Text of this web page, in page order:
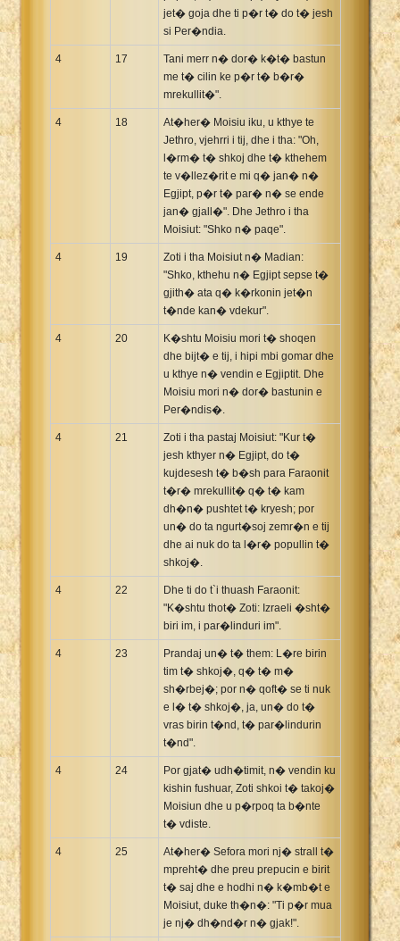
jet� goja dhe ti p�r t� do t� jesh
si Per�ndia.
4 17
Tani merr n� dor� k�t� bastun
me t� cilin ke p�r t� b�r�
mrekullit�".
4 18
At�her� Moisiu iku, u kthye te
Jethro, vjehrri i tij, dhe i tha: "Oh,
l�rm� t� shkoj dhe t� kthehem
te v�llez�rit e mi q� jan� n�
Egjipt, p�r t� par� n� se ende
jan� gjall�". Dhe Jethro i tha
Moisiut: "Shko n� paqe".
4 19
Zoti i tha Moisiut n� Madian:
"Shko, kthehu n� Egjipt sepse t�
gjith� ata q� k�rkonin jet�n
t�nde kan� vdekur".
4 20
K�shtu Moisiu mori t� shoqen
dhe bijt� e tij, i hipi mbi gomar dhe
u kthye n� vendin e Egjiptit. Dhe
Moisiu mori n� dor� bastunin e
Per�ndis�.
4 21
Zoti i tha pastaj Moisiut: "Kur t�
jesh kthyer n� Egjipt, do t�
kujdesesh t� b�sh para Faraonit
t�r� mrekullit� q� t� kam
dh�n� pushtet t� kryesh; por
un� do ta ngurt�soj zemr�n e tij
dhe ai nuk do ta l�r� popullin t�
shkoj�.
4 22
Dhe ti do t`i thuash Faraonit:
"K�shtu thot� Zoti: Izraeli �sht�
biri im, i par�linduri im".
4 23
Prandaj un� t� them: L�re birin
tim t� shkoj�, q� t� m�
sh�rbej�; por n� qoft� se ti nuk
e l� t� shkoj�, ja, un� do t�
vras birin t�nd, t� par�lindurin
t�nd".
4 24
Por gjat� udh�timit, n� vendin ku
kishin fushuar, Zoti shkoi t� takoj�
Moisiun dhe u p�rpoq ta b�nte
t� vdiste.
4 25
At�her� Sefora mori nj� strall t�
mpreht� dhe preu prepucin e birit
t� saj dhe e hodhi n� k�mb�t e
Moisiut, duke th�n�: "Ti p�r mua
je nj� dh�nd�r n� gjak!".